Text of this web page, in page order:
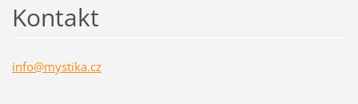
Kontakt
info@mystika.cz